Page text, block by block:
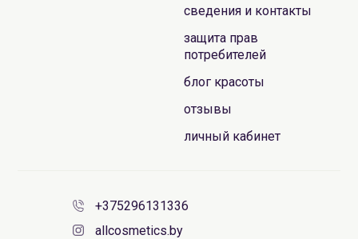
сведения и контакты
защита прав
потребителей
блог красоты
отзывы
личный кабинет
+375296131336
allcosmetics.by